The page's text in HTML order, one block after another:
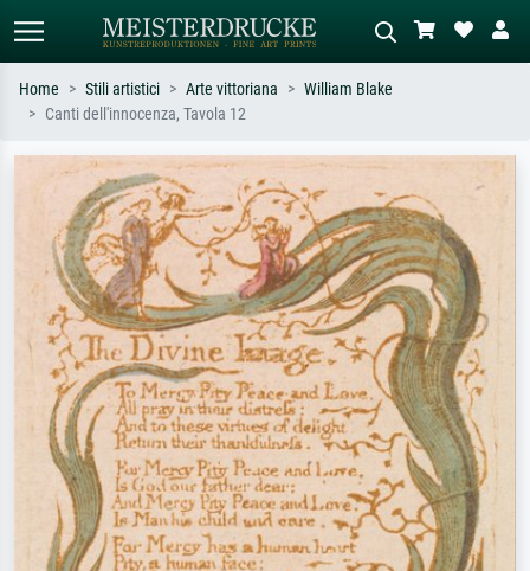
Cerca per artista, titolo o stile – es.
Monet, Notte stellata,
Impressionismo, onda di Hokusai,
nudo.
Descrivi la scena – es. prato verde,
astratto con molto rosso, dipinto a
olio scuro, nudo in piedi vicino a un
albero.
Home Stili artistici Arte vittoriana
William Blake
Canti dell'innocenza, Tavola 12